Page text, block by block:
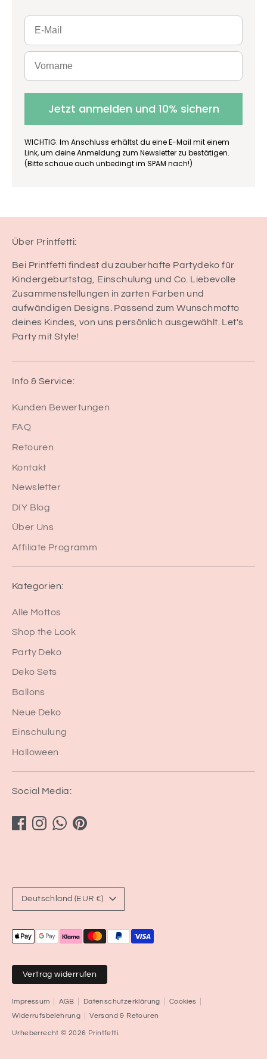
Jetzt anmelden und 10% sichern
WICHTIG: Im Anschluss erhältst du eine E-Mail mit einem
Link, um deine Anmeldung zum Newsletter zu bestätigen.
(Bitte schaue auch unbedingt im SPAM nach!)
Über Printfetti:
Bei Printfetti findest du zauberhafte Partydeko für
Kindergeburtstag, Einschulung und Co. Liebevolle
Zusammenstellungen in zarten Farben und
aufwändigen Designs. Passend zum Wunschmotto
deines Kindes, von uns persönlich ausgewählt. Let's
Party mit Style!
Info & Service:
Kunden Bewertungen
FAQ
Retouren
Kontakt
Newsletter
DIY Blog
Über Uns
Affiliate Programm
Kategorien:
Alle Mottos
Shop the Look
Party Deko
Deko Sets
Ballons
Neue Deko
Einschulung
Halloween
Social Media:
Vertrag widerrufen
Impressum AGB Datenschutzerklärung
Cookies
Widerrufsbelehrung
Versand & Retouren
Urheberrecht © 2026 Printfetti
Währung
Deutschland (EUR €)
Akzeptierte